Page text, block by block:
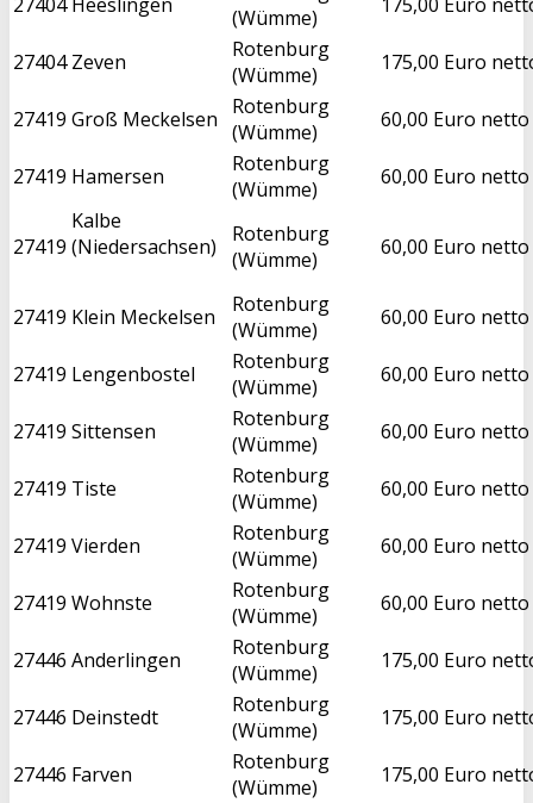
(Wümme)
27404 Zeven
Rotenburg
(Wümme)
175,00 Euro
27419 Groß Meckelsen
Rotenburg
(Wümme)
60,00 Euro netto
27419 Hamersen
Rotenburg
(Wümme)
60,00 Euro netto
27419
Kalbe
(Niedersachsen)
Rotenburg
(Wümme)
60,00 Euro netto
27419 Klein Meckelsen
Rotenburg
(Wümme)
60,00 Euro netto
27419 Lengenbostel
Rotenburg
(Wümme)
60,00 Euro netto
27419 Sittensen
Rotenburg
(Wümme)
60,00 Euro netto
27419 Tiste
Rotenburg
(Wümme)
60,00 Euro netto
27419 Vierden
Rotenburg
(Wümme)
60,00 Euro netto
27419 Wohnste
Rotenburg
(Wümme)
60,00 Euro netto
27446 Anderlingen
Rotenburg
(Wümme)
175,00 Euro
27446 Deinstedt
Rotenburg
(Wümme)
175,00 Euro
27446 Farven
Rotenburg
(Wümme)
175,00 Euro